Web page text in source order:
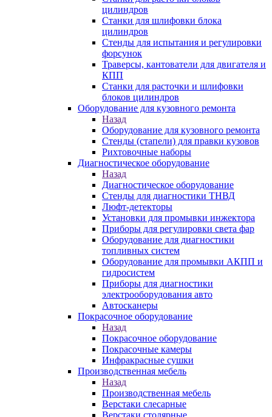
цилиндров
Станки для шлифовки блока
цилиндров
Стенды для испытания и регулировки
форсунок
Траверсы, кантователи для двигателя и
КПП
Станки для расточки и шлифовки
блоков цилиндров
Оборудование для кузовного ремонта
Назад
Оборудование для кузовного ремонта
Стенды (стапели) для правки кузовов
Рихтовочные наборы
Диагностическое оборудование
Назад
Диагностическое оборудование
Стенды для диагностики ТНВД
Люфт-детекторы
Установки для промывки инжектора
Приборы для регулировки света фар
Оборудование для диагностики
топливных систем
Оборудование для промывки АКПП и
гидросистем
Приборы для диагностики
электрооборудования авто
Автосканеры
Покрасочное оборудование
Назад
Покрасочное оборудование
Покрасочные камеры
Инфракрасные сушки
Производственная мебель
Назад
Производственная мебель
Верстаки слесарные
Верстаки столярные